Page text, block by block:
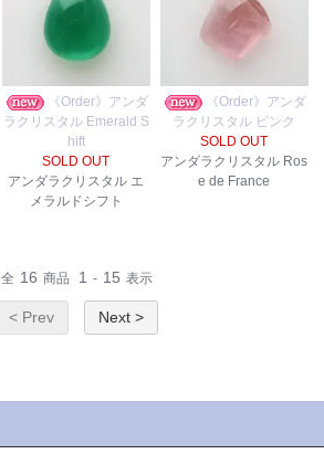
《Order》アンダ
ラクリスタル Emerald S
hift
SOLD OUT
アンダラクリスタル エ
メラルドシフト
《Order》アンダ
ラクリスタル ピンク
SOLD OUT
アンダラクリスタル Ros
e de France
全 16 商品 1 - 15 表示
< Prev Next >